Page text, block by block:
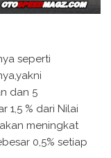
seperti
dan 5
1,5 % dari Nilai
meningkat
0,5% setiap